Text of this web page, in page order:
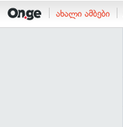
ახალი ამბები